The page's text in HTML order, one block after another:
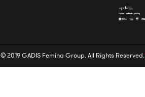
© 2019 GADIS Femina Group. All Rights Reserved.